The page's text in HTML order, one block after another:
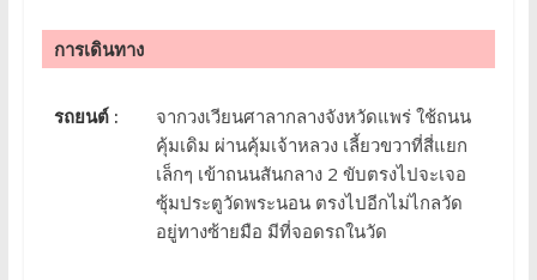
การเดินทาง
รถยนต์ :
จากวงเวียนศาลากลางจังหวัดแพร่ ใช้ถนน
คุ้มเดิม ผ่านคุ้มเจ้าหลวง เลี้ยวขวาที่สี่แยก
เล็กๆ เข้าถนนสันกลาง 2 ขับตรงไปจะเจอ
ซุ้มประตูวัดพระนอน ตรงไปอีกไม่ไกลวัด
อยู่ทางซ้ายมือ มีที่จอดรถในวัด